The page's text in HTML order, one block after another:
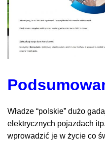
Władze “polskie” dużo
elektrycznych pojazdach
wprowadzić je w życie co